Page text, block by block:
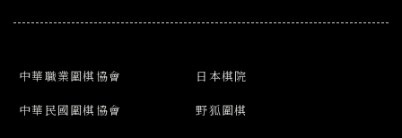
中華職業圍棋協會
日本棋院
中華民國圍棋協會
野狐圍棋